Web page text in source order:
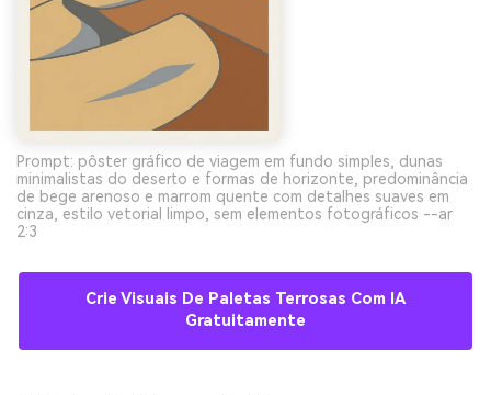
Prompt: pôster gráfico de viagem em fundo simples, dunas
minimalistas do deserto e formas de horizonte, predominância
de bege arenoso e marrom quente com detalhes suaves em
cinza, estilo vetorial limpo, sem elementos fotográficos --ar
2:3
Crie Visuais De Paletas Terrosas Com IA
Gratuitamente